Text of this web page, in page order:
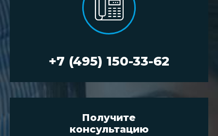
+7 (495) 150-33-62
Получите
консультацию